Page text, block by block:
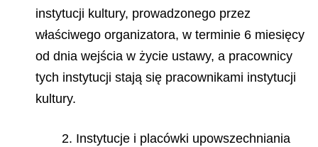
instytucji kultury, prowadzonego przez
właściwego organizatora, w terminie 6 miesięcy
od dnia wejścia w życie ustawy, a pracownicy
tych instytucji stają się pracownikami instytucji
kultury.
2. Instytucje i placówki upowszechniania